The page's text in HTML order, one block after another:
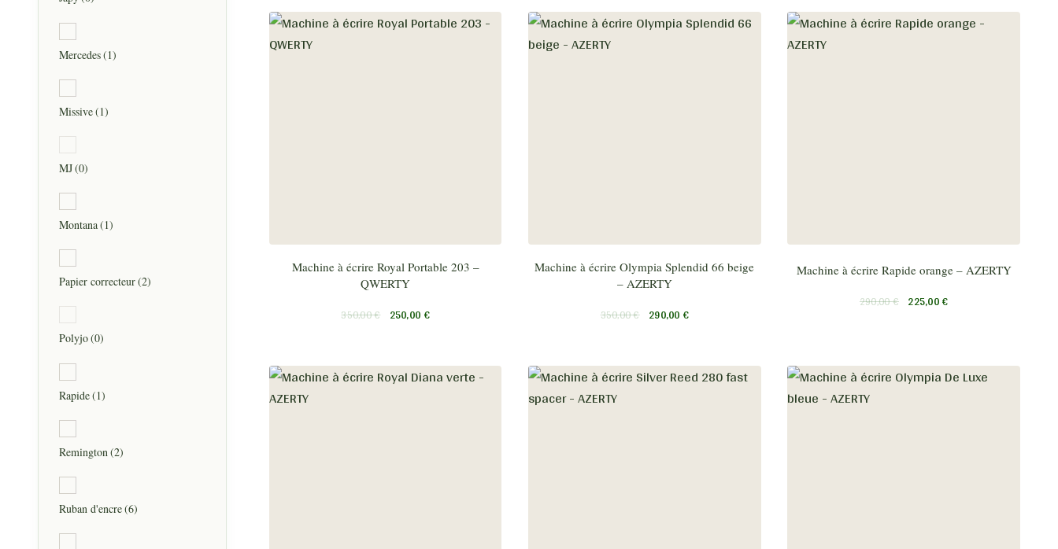
Mercedes(1)
Missive(1)
MJ(0)
Montana(1)
Papier correcteur(2)
Polyjo(0)
Rapide(1)
Remington (2)
Ruban d'encre(6)
Machine à écrire Royal Portable 203 –
QWERTY
350,00€ 250,00 €
Machine à écrire Olympia Splendid 66 beige
– AZERTY
350,00€ 290,00 €
Machine à écrire Rapide orange – AZERTY
290,00€ 225,00€